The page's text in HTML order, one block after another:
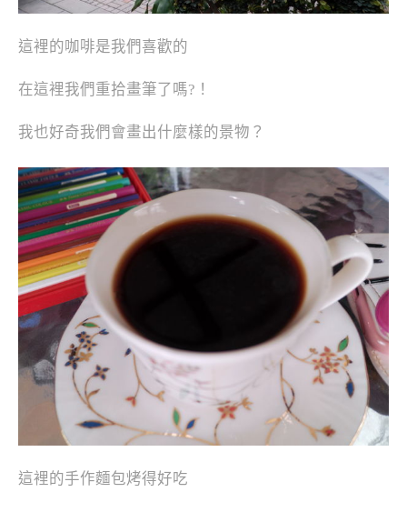
這裡的咖啡是我們喜歡的
在這裡我們重拾畫筆了嗎?！
我也好奇我們會畫出什麼樣的景物？
這裡的手作麵包烤得好吃